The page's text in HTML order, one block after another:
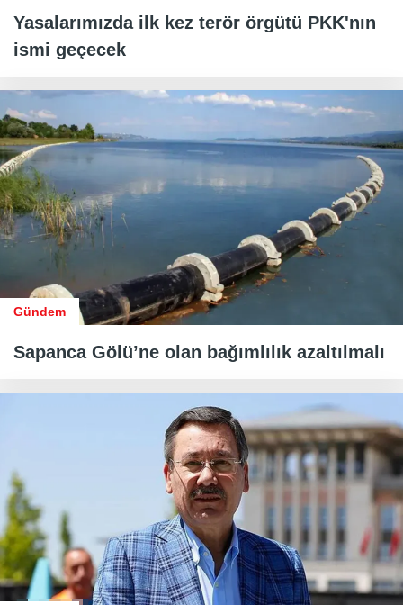
Yasalarımızda ilk kez terör örgütü PKK'nın
ismi geçecek
Gündem
Sapanca Gölü’ne olan bağımlılık azaltılmalı